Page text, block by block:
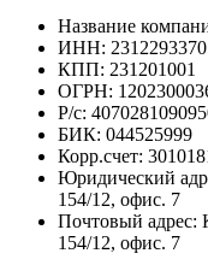
Название
ИНН: 2312293370
КПП: 231201001
ОГРН:
Р/с:
БИК: 044525999
Корр.счет:
Юридический
154/12, офис. 7
Почтовый адрес:
154/12, офис. 7